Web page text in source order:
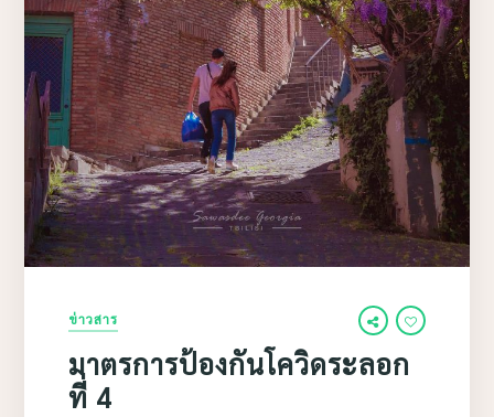
ข่าวสาร
มาตรการป้องกันโควิดระลอก
ที่ 4